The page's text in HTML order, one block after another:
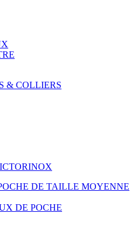
& COLLIERS
DE TAILLE MOYENNE
DE POCHE